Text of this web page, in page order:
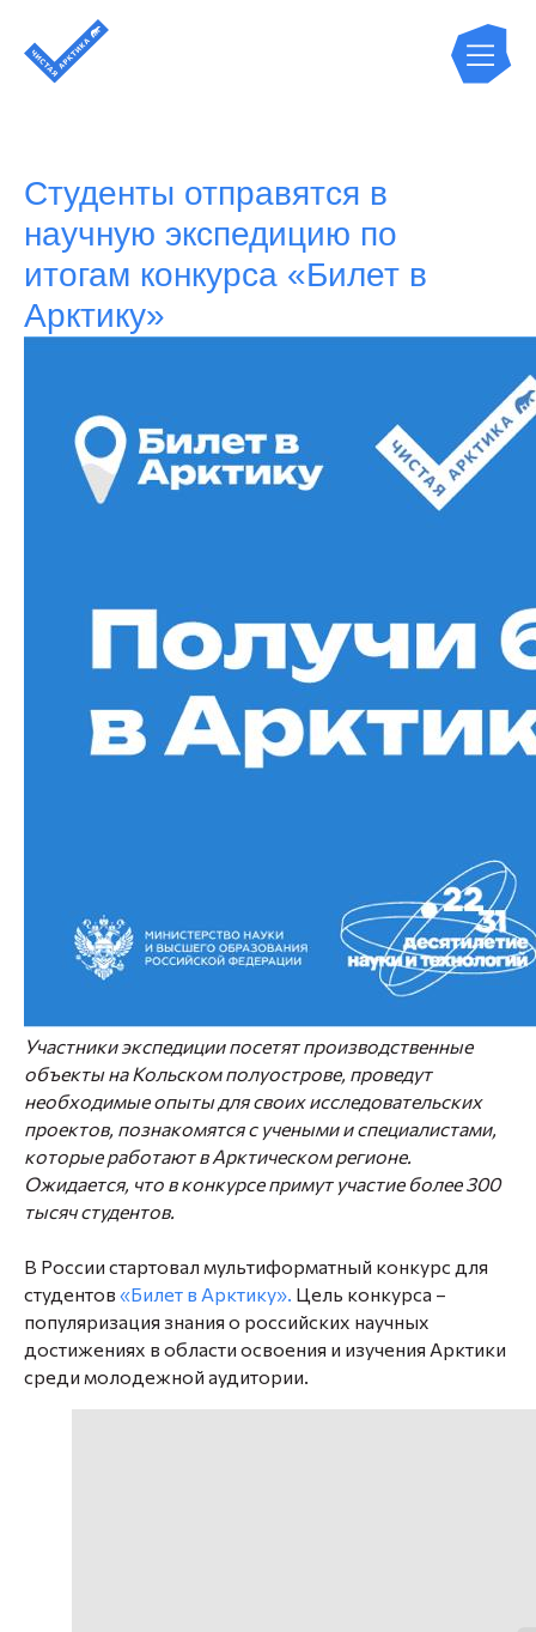
Студенты отправятся в
научную экспедицию по
итогам конкурса «Билет в
Арктику»
Участники экспедиции посетят производственные
объекты на Кольском полуострове, проведут
необходимые опыты для своих исследовательских
проектов, познакомятся с учеными и специалистами,
которые работают в Арктическом регионе.
Ожидается, что в конкурсе примут участие более 300
тысяч студентов.
В России стартовал мультиформатный конкурс для
студентов «Билет в Арктику». Цель конкурса –
популяризация знания о российских научных
достижениях в области освоения и изучения Арктики
среди молодежной аудитории.